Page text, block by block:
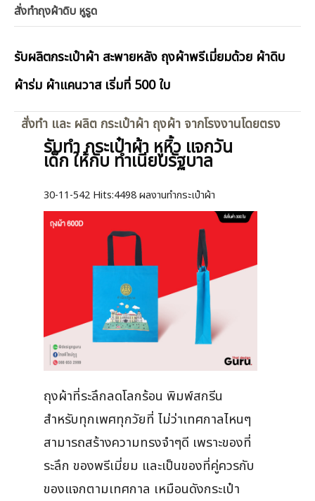
สั่งทำถุงผ้าดิบ หูรูด
รับผลิตกระเป๋าผ้า สะพายหลัง ถุงผ้าพรีเมี่ยมด้วย ผ้าดิบ
ผ้าร่ม ผ้าแคนวาส เริ่มที่ 500 ใบ
สั่งทำ และ ผลิต กระเป๋าผ้า ถุงผ้า จากโรงงานโดยตรง
รับทำ กระเป๋าผ้า หูหิ้ว แจกวัน
เด็ก ให้กับ ทำเนียบรัฐบาล
30-11-542 Hits:4498 ผลงานทำกระเป๋าผ้า
ถุงผ้าที่ระลึกลดโลกร้อน พิมพ์สกรีน
สำหรับทุกเพศทุกวัยที่ ไม่ว่าเทศกาลไหนๆ
สามารถสร้างความทรงจำๆดี เพราะของที่
ระลึก ของพรีเมี่ยม และเป็นของที่คู่ควรกับ
ของแจกตามเทศกาล เหมือนดังกระเป๋า